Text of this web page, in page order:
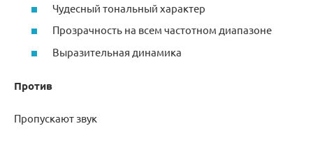
Чудесный тональный характер
Прозрачность на всем частотном диапазоне
Выразительная динамика
Против
Пропускают звук